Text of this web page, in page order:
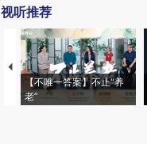
视听推荐
【不唯一答案】不止“养
老”